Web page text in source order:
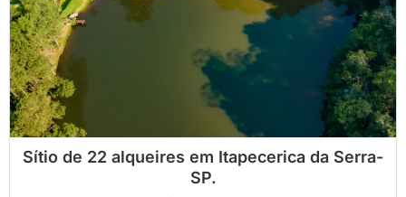
Sítio de 22 alqueires em Itapecerica da Serra-
SP.